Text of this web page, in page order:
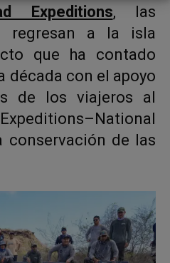
Expeditions, las
regresan a la isla
que ha contado
década con el apoyo
de los viajeros al
conservación de las